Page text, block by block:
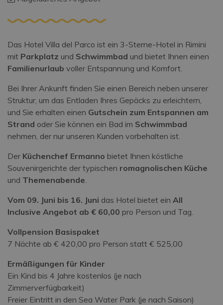
Das Hotel Villa del Parco ist ein 3-Sterne-Hotel in Rimini
mit Parkplatz und Schwimmbad und bietet Ihnen einen
Familienurlaub voller Entspannung und Komfort.
Bei Ihrer Ankunft finden Sie einen Bereich neben unserer
Struktur, um das Entladen Ihres Gepäcks zu erleichtern,
und Sie erhalten einen Gutschein zum Entspannen am
Strand oder Sie können ein Bad im Schwimmbad
nehmen, der nur unseren Kunden vorbehalten ist.
Der Küchenchef Ermanno bietet Ihnen köstliche
Souvenirgerichte der typischen romagnolischen Küche
und Themenabende.
Vom 09. Juni bis 16. Juni das Hotel bietet ein All
Inclusive Angebot ab € 60,00 pro Person und Tag.
Vollpension Basispaket
7 Nächte ab € 420,00 pro Person statt € 525,00
Ermäßigungen für Kinder
Ein Kind bis 4 Jahre kostenlos (je nach
Zimmerverfügbarkeit)
Freier Eintritt in den Sea Water Park (je nach Saison)